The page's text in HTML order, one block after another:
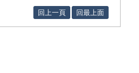
回上一頁 回最上面